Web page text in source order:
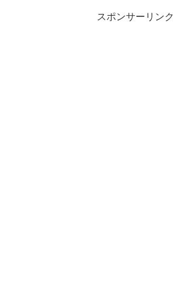
スポンサーリンク